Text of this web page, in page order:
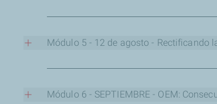
OBJETIVO:Cómo seleccionar un buen aceite
Módulo 5 - 12 de agosto - Rectificando
OBJETIVO:Conocer el trasfondo de cada uno
Módulo 6 - SEPTIEMBRE - OEM: